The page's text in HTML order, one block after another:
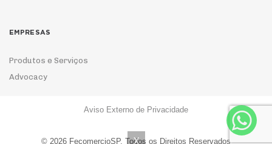
EMPRESAS
Produtos e Serviços
Advocacy
Aviso Externo de Privacidade
© 2026 FecomercioSP. Todos os Direitos Reservados
X